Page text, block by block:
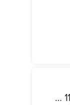
مباشرشقه بمنطقة ميامي السياحية فيو للبحر والكورنيش بوضوح الدور11 أسانسير